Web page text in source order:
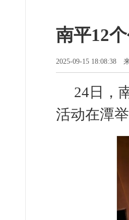
南平12
2025-09-15 18:08:38
24日，
活动在潭举